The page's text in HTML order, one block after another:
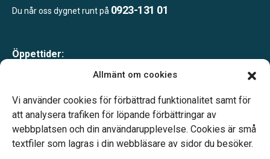
Allmänt om cookies
Vi använder cookies för förbättrad funktionalitet samt för
att analysera trafiken för löpande förbättringar av
webbplatsen och din användarupplevelse. Cookies är små
textfiler som lagras i din webbläsare av sidor du besöker.
Du når oss dygnet runt på 0923-131 01
Öppettider:
Måndag-fredag 10.00-16.00
Telefonjour dygnet runt.